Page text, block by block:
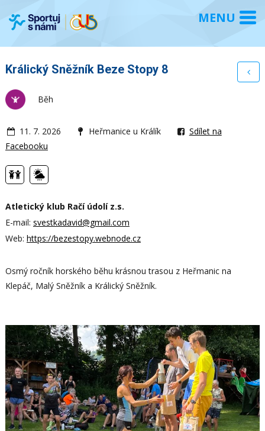
Králický Sněžník Beze Stopy 8
Běh
11. 7. 2026 Heřmanice u Králík
Sdílet na
Facebooku
Atletický klub Račí údolí z.s.
E-mail: svestkadavid@gmail.com
Web: https://bezestopy.webnode.cz
Osmý ročník horského běhu krásnou trasou z Heřmanic na
Klepáč, Malý Sněžník a Králický Sněžník.